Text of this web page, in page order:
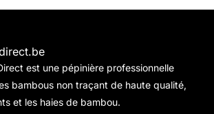
est une pépinière professionnelle
bambous non traçant de haute qualité,
et les haies de bambou.